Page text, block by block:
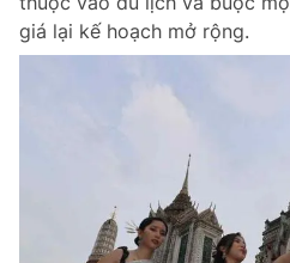
giá lại kế hoạch mở rộng.